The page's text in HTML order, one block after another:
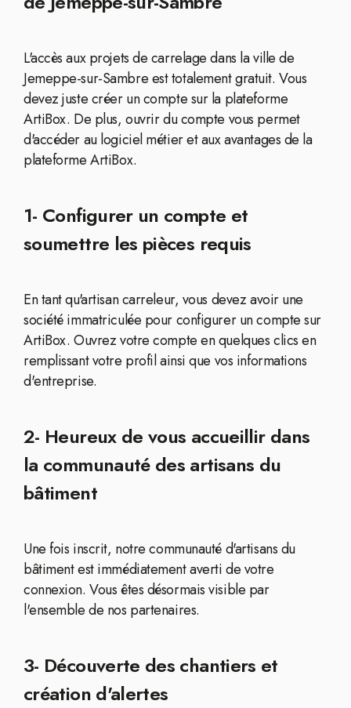
L'accès aux projets de carrelage dans la ville de
Jemeppe-sur-Sambre est totalement gratuit. Vous
devez juste créer un compte sur la plateforme
ArtiBox. De plus, ouvrir du compte vous permet
d'accéder au logiciel métier et aux avantages de la
plateforme ArtiBox.
1- Configurer un compte et
soumettre les pièces requis
En tant qu'artisan carreleur, vous devez avoir une
société immatriculée pour configurer un compte sur
ArtiBox. Ouvrez votre compte en quelques clics en
remplissant votre profil ainsi que vos informations
d'entreprise.
2- Heureux de vous accueillir dans
la communauté des artisans du
bâtiment
Une fois inscrit, notre communauté d'artisans du
bâtiment est immédiatement averti de votre
connexion. Vous êtes désormais visible par
l'ensemble de nos partenaires.
3- Découverte des chantiers et
création d'alertes